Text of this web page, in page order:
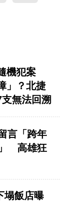
機犯案
」？北捷
無法回溯
言「跨年
高雄狂
塌飯店曝